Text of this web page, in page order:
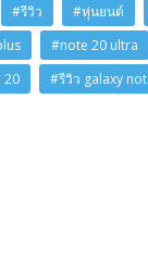
#รีวิว #หุ่นยนต์
#note 20 ultra
20 #รีวิว galaxy